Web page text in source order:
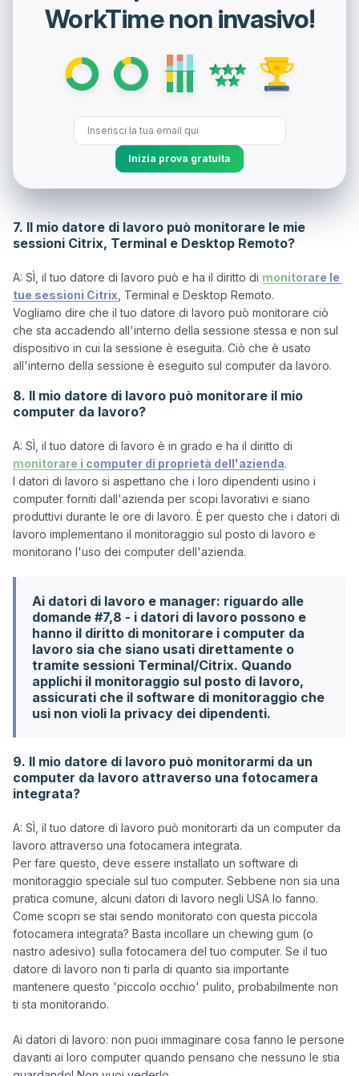
WorkTime non invasivo!
Inizia prova gratuita
7. Il mio datore di lavoro può monitorare le mie
sessioni Citrix, Terminal e Desktop Remoto?
A: SÌ, il tuo datore di lavoro può e ha il diritto di monitorare le
tue sessioni Citrix, Terminal e Desktop Remoto.
Vogliamo dire che il tuo datore di lavoro può monitorare ciò
che sta accadendo all'interno della sessione stessa e non sul
dispositivo in cui la sessione è eseguita. Ciò che è usato
8. Il mio datore di lavoro può monitorare il mio
computer da lavoro?
monitorare i computer di proprietà dell'azienda.
I datori di lavoro si aspettano che i loro dipendenti usino i
computer forniti dall'azienda per scopi lavorativi e siano
produttivi durante le ore di lavoro. È per questo che i datori di
lavoro implementano il monitoraggio sul posto di lavoro e
Ai datori di lavoro e manager: riguardo alle
domande #7,8 - i datori di lavoro possono e
hanno il diritto di monitorare i computer da
lavoro sia che siano usati direttamente o
tramite sessioni Terminal/Citrix. Quando
applichi il monitoraggio sul posto di lavoro,
assicurati che il software di monitoraggio che
usi non violi la privacy dei dipendenti.
9. Il mio datore di lavoro può monitorarmi da un
computer da lavoro attraverso una fotocamera
integrata?
A: SÌ, il tuo datore di lavoro può monitorarti da un computer da
lavoro attraverso una fotocamera integrata.
Per fare questo, deve essere installato un software di
monitoraggio speciale sul tuo computer. Sebbene non sia una
pratica comune, alcuni datori di lavoro negli USA lo fanno.
Come scopri se stai sendo monitorato con questa piccola
fotocamera integrata? Basta incollare un chewing gum (o
nastro adesivo) sulla fotocamera del tuo computer. Se il tuo
datore di lavoro non ti parla di quanto sia importante
mantenere questo 'piccolo occhio' pulito, probabilmente non
ti sta monitorando.
Ai datori di lavoro: non puoi immaginare cosa fanno le persone
davanti ai loro computer quando pensano che nessuno le stia